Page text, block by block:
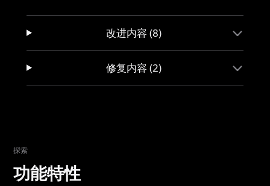
改进内容 (8)
修复内容 (2)
探索
功能特性